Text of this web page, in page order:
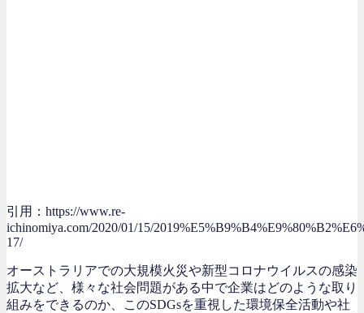
引用：https://www.re-
ichinomiya.com/2020/01/15/
17/
オーストラリアでの大規模火災や新型コロナウイルスの感染
拡大など、様々な社会問題がある中で企業はどのような取り
組みをできるのか、このSDGsを重視した環境保全活動や社